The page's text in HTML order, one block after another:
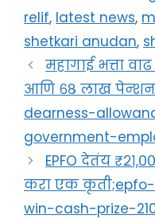
relif, latest news,
shetkari anudan,
महागाई भत्ता
आणि ६८ लाख
dearness-
government-
EPFO देतंय
करा एक
win-cash-prize-